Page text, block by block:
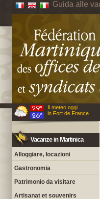
Guida alle
Il meteo oggi
in Fort de France
Vacanze in Martinica
Alloggiare, locazioni
Gastronomia
Patrimonio da visitare
Artisanat et souvenirs